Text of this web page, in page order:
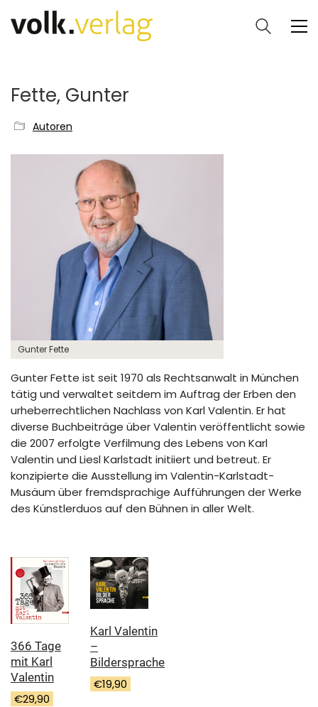
Fette, Gunter
Autoren
Gunter Fette
Gunter Fette ist seit 1970 als Rechtsanwalt in München
tätig und verwaltet seitdem im Auftrag der Erben den
urheberrechtlichen Nachlass von Karl Valentin. Er hat
diverse Buchbeiträge über Valentin veröffentlicht sowie
die 2007 erfolgte Verfilmung des Lebens von Karl
Valentin und Liesl Karlstadt initiiert und betreut. Er
konzipierte die Ausstellung im Valentin-Karlstadt-
Musäum über fremdsprachige Aufführungen der Werke
des Künstlerduos auf den Bühnen in aller Welt.
366 Tage
mit Karl
Valentin
€29,90
Karl Valentin
–
Bildersprache
€19,90